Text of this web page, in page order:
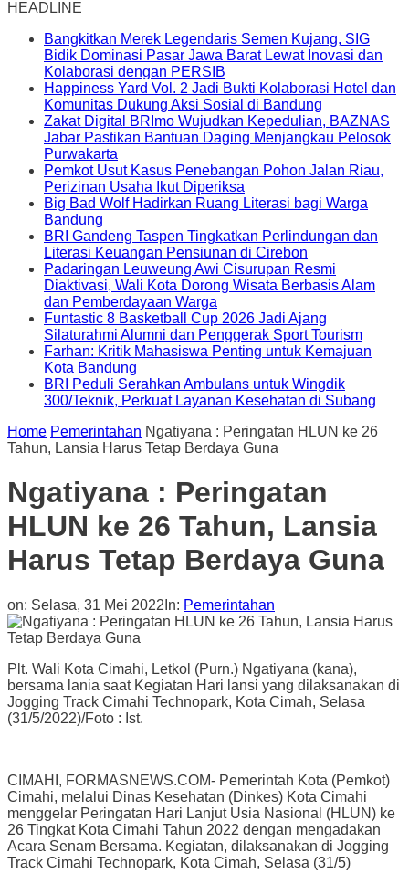
HEADLINE
Bangkitkan Merek Legendaris Semen Kujang, SIG
Bidik Dominasi Pasar Jawa Barat Lewat Inovasi dan
Kolaborasi dengan PERSIB
Happiness Yard Vol. 2 Jadi Bukti Kolaborasi Hotel dan
Komunitas Dukung Aksi Sosial di Bandung
Zakat Digital BRImo Wujudkan Kepedulian, BAZNAS
Jabar Pastikan Bantuan Daging Menjangkau Pelosok
Purwakarta
Pemkot Usut Kasus Penebangan Pohon Jalan Riau,
Perizinan Usaha Ikut Diperiksa
Big Bad Wolf Hadirkan Ruang Literasi bagi Warga
Bandung
BRI Gandeng Taspen Tingkatkan Perlindungan dan
Literasi Keuangan Pensiunan di Cirebon
Padaringan Leuweung Awi Cisurupan Resmi
Diaktivasi, Wali Kota Dorong Wisata Berbasis Alam
dan Pemberdayaan Warga
Funtastic 8 Basketball Cup 2026 Jadi Ajang
Silaturahmi Alumni dan Penggerak Sport Tourism
Farhan: Kritik Mahasiswa Penting untuk Kemajuan
Kota Bandung
BRI Peduli Serahkan Ambulans untuk Wingdik
300/Teknik, Perkuat Layanan Kesehatan di Subang
Home Pemerintahan Ngatiyana : Peringatan HLUN ke 26
Tahun, Lansia Harus Tetap Berdaya Guna
Ngatiyana : Peringatan
HLUN ke 26 Tahun, Lansia
Harus Tetap Berdaya Guna
on: Selasa, 31 Mei 2022 In: Pemerintahan
Plt. Wali Kota Cimahi, Letkol (Purn.) Ngatiyana (kana),
bersama lania saat Kegiatan Hari lansi yang dilaksanakan di
Jogging Track Cimahi Technopark, Kota Cimah, Selasa
(31/5/2022)/Foto : Ist.
CIMAHI, FORMASNEWS.COM- Pemerintah Kota (Pemkot)
Cimahi, melalui Dinas Kesehatan (Dinkes) Kota Cimahi
menggelar Peringatan Hari Lanjut Usia Nasional (HLUN) ke
26 Tingkat Kota Cimahi Tahun 2022 dengan mengadakan
Acara Senam Bersama. Kegiatan, dilaksanakan di Jogging
Track Cimahi Technopark, Kota Cimah, Selasa (31/5)